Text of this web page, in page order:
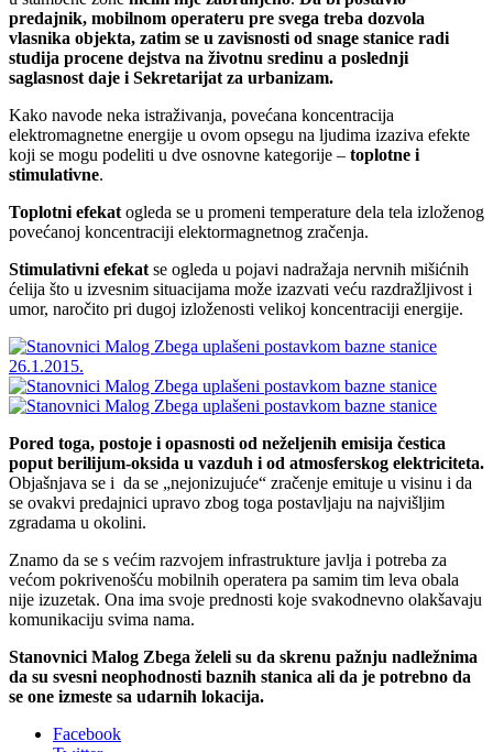
predajnik, mobilnom operateru pre svega treba dozvola
vlasnika objekta, zatim se u zavisnosti od snage stanice radi
studija procene dejstva na životnu sredinu a poslednji
saglasnost daje i Sekretarijat za urbanizam.
Kako navode neka istraživanja, povećana koncentracija
elektromagnetne energije u ovom opsegu na ljudima izaziva efekte
koji se mogu podeliti u dve osnovne kategorije – toplotne i
stimulativne.
Toplotni efekat ogleda se u promeni temperature dela tela izloženog
povećanoj koncentraciji elektormagnetnog zračenja.
Stimulativni efekat se ogleda u pojavi nadražaja nervnih mišićnih
ćelija što u izvesnim situacijama može izazvati veću razdražljivost i
umor, naročito pri dugoj izloženosti velikoj koncentraciji energije.
Pored toga, postoje i opasnosti od neželjenih emisija čestica
poput berilijum-oksida u vazduh i od atmosferskog elektriciteta.
Objašnjava se i da se „nejonizujuće“ zračenje emituje u visinu i da
se ovakvi predajnici upravo zbog toga postavljaju na najvišljim
zgradama u okolini.
Znamo da se s većim razvojem infrastrukture javlja i potreba za
većom pokrivenošću mobilnih operatera pa samim tim leva obala
nije izuzetak. Ona ima svoje prednosti koje svakodnevno olakšavaju
komunikaciju svima nama.
Stanovnici Malog Zbega želeli su da skrenu pažnju nadležnima
da su svesni neophodnosti baznih stanica ali da je potrebno da
se one izmeste sa udarnih lokacija.
Facebook